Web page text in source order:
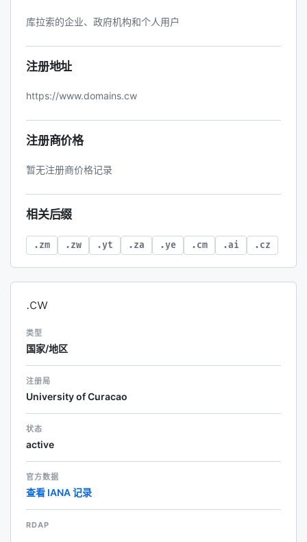
库拉索的企业、政府机构和个人用户
注册地址
https://www.domains.cw
注册商价格
暂无注册商价格记录
相关后缀
.zm .zw .yt .za .ye .cm .ai .cz
.cw
类型
国家/地区
注册局
University of Curacao
状态
active
官方数据
查看 IANA 记录
RDAP